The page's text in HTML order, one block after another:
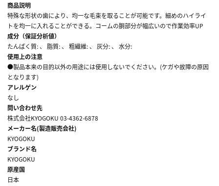
商品説明
特殊な形状の歯により、均一な毛束を取ることが可能です。細めのハイライ
トを均一に入れることができる。コームの胴部分が幅広いので作業効率UP
成分（保証分析値）
たんぱく質: 、 脂質: 、 粗繊維: 、 灰分: 、 水分:
使用上の注意
●製品本来の目的以外の用途には使用しないでください。(ケガや故障の原因
となります)
アレルゲン
なし
問い合わせ先
株式会社KYOGOKU 03-4362-6878
メーカー名(製造販売会社)
KYOGOKU
ブランド名
KYOGOKU
原産国
日本